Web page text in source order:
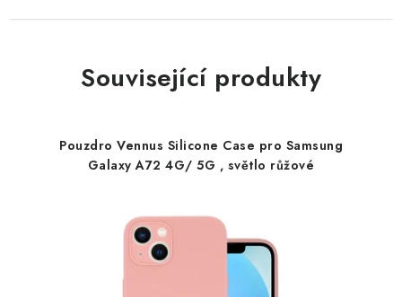
Související produkty
Pouzdro Vennus Silicone Case pro Samsung
Galaxy A72 4G/ 5G , světlo růžové